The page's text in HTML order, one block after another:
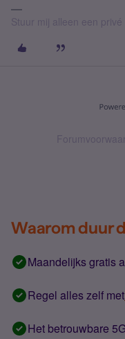
Stuur mij alleen een
Waarom duur
Maandelijks gratis
Regel alles zelf met
Het betrouwbare